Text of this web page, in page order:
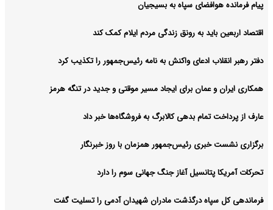
پیام فرمانده هوافضای سپاه به بسیجیان
اقتصاد اربعین باید به رونق زندگی مردم ایلام کمک کند
دفتر رهبر انقلاب ادعای واکنش به نامه رئیس‌جمهور را تکذیب کرد
همکاری ایران و عمان برای ایجاد مسیر موقتی و جدید در تنگه هرمز
عارف از پرداخت تمام بدهی کالابرگ به فروشگاه‌ها خبر داد
برگزاری نشست خبری رئیس‌جمهور همزمان با روز خبرنگار
تحرکات آمریکا پتانسیل آغاز جنگ جهانی سوم را دارد
فرماندهی کل سپاه درگذشت مادران شهیدان آدمی را تسلیت گفت